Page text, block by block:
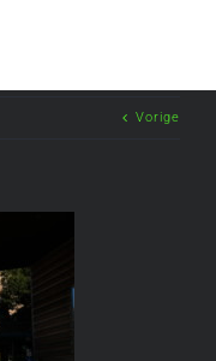
Vorige